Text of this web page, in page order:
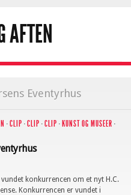
Eventyrhus
·CLIP ·CLIP ·CLIP · KUNST OG MUSEER ·
vundet konkurrencen om et nyt H.C.
Konkurrencen er vundet i